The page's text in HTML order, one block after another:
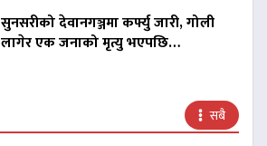
सुनसरीको देवानगञ्जमा कर्फ्यु जारी, गोली
लागेर एक जनाको मृत्यु भएपछि…
सबै